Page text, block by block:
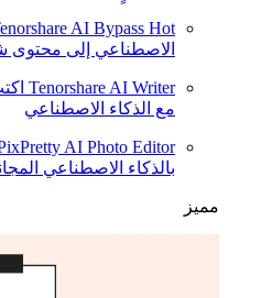
AI Bypass Hot
الاصطناعي إلى محتوى
Tenorshare AI Writer
مع الذكاء الاصطناعي
AI Photo Editor
بالذكاء الاصطناعي
مميز